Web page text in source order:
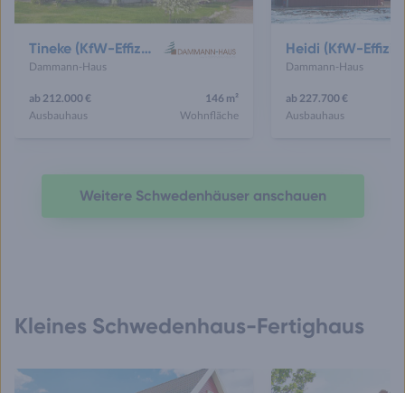
Tineke (KfW-Effizienzhaus 40 EE)
Dammann-Haus
ab 212.000 €
Ausbauhaus
146 m²
Wohnfläche
Dammann-Haus
ab 227.700 €
Ausbauhaus
Haus
Weitere Schwedenhäuser anschauen
Kleines Schwedenhaus-Fertighaus